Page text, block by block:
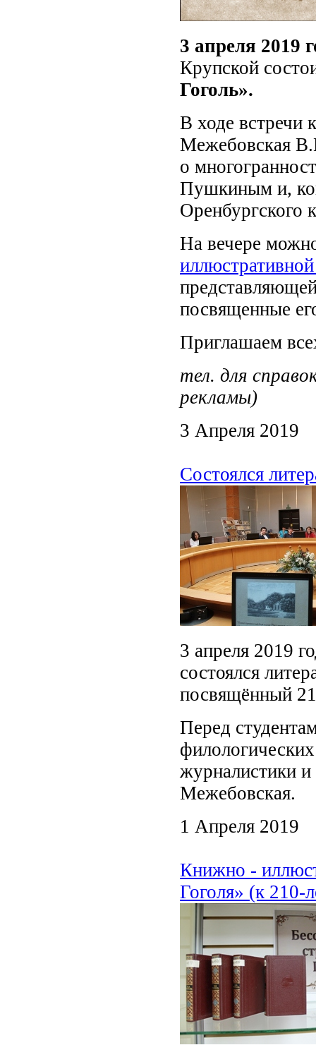
3 апреля 2019
Крупской
Гоголь».
В ходе встречи
Межебовская
о
Пушкиным и,
Оренбургского
На вечере
посвященные
Приглашаем
тел. для
рекламы)
3 Апреля 2019
Состоялся
3 апреля 2019
состоялся
посвящённый
Перед
журналистики
Межебовская.
1 Апреля 2019
Книжно -
Гоголя» (к 210-